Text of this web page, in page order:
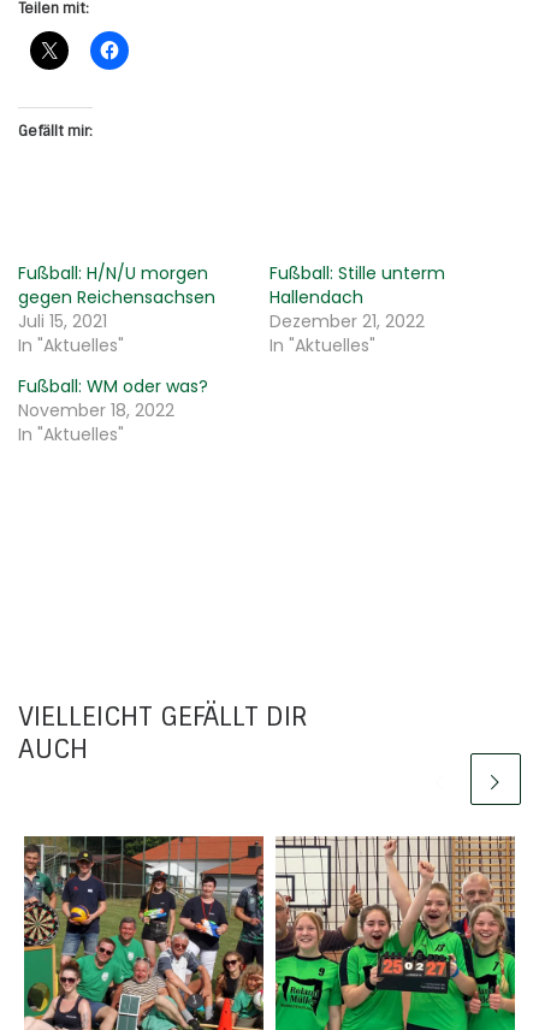
Teilen mit:
Gefällt mir:
Fußball: H/N/U morgen
gegen Reichensachsen
Juli 15, 2021
In "Aktuelles"
Fußball: Stille unterm
Hallendach
Dezember 21, 2022
In "Aktuelles"
Fußball: WM oder was?
November 18, 2022
In "Aktuelles"
VIELLEICHT GEFÄLLT DIR
AUCH